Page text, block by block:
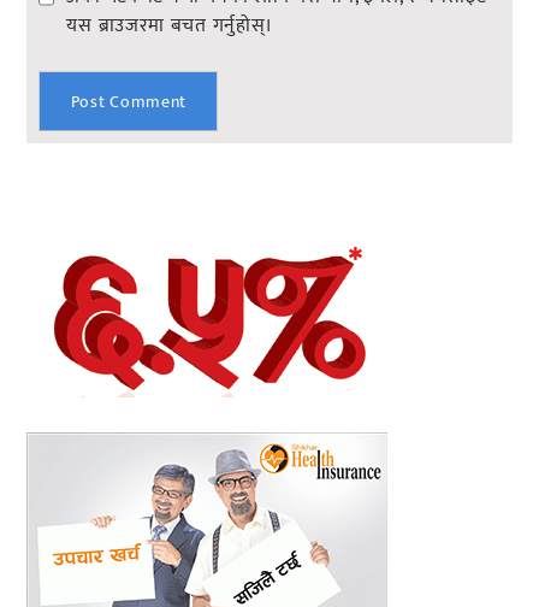
यस ब्राउजरमा बचत गर्नुहोस्।